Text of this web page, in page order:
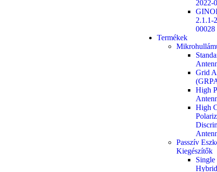
2022-
2.1.1-
00028
Termékek
Grid
High
High
Passzív
Kiegészítők
Single